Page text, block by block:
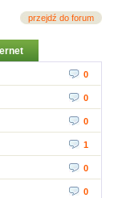
przejdź do forum
0
0
0
1
0
0